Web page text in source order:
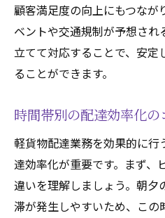
顧客満足度の向上にもつなが
ベントや交通規制が予想さ
立てて対応することで、安定
ることができます。
時間帯別の配達効率化の
軽貨物配達業務を効果的に
達効率化が重要です。まず、
違いを理解しましょう。朝
滞が発生しやすいため、こ